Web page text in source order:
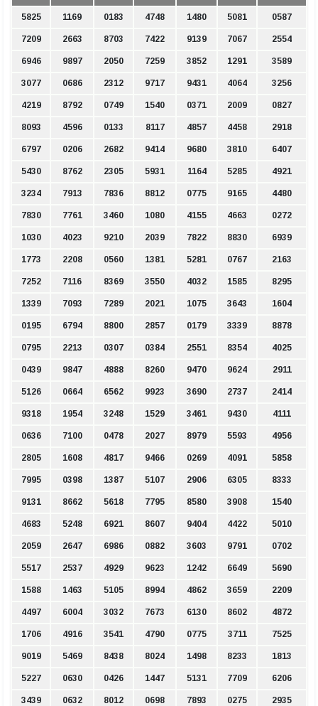
5825 1169 0183 4748 1480 5081 0587
7209 2663 8703 7422 9139 7067 2554
6946 9897 2050 7259 3852 1291 3589
3077 0686 2312 9717 9431 4064 3256
4219 8792 0749 1540 0371 2009 0827
8093 4596 0133 8117 4857 4458 2918
6797 0206 2682 9414 9680 3810 6407
5430 8762 2305 5931 1164 5285 4921
3234 7913 7836 8812 0775 9165 4480
7830 7761 3460 1080 4155 4663 0272
1030 4023 9210 2039 7822 8830 6939
1773 2208 0560 1381 5281 0767 2163
7252 7116 8369 3550 4032 1585 8295
1339 7093 7289 2021 1075 3643 1604
0195 6794 8800 2857 0179 3339 8878
0795 2213 0307 0384 2551 8354 4025
0439 9847 4888 8260 9470 9624 2911
5126 0664 6562 9923 3690 2737 2414
9318 1954 3248 1529 3461 9430 4111
0636 7100 0478 2027 8979 5593 4956
2805 1608 4817 9466 0269 4091 5858
7995 0398 1387 5107 2906 6305 8333
9131 8662 5618 7795 8580 3908 1540
4683 5248 6921 8607 9404 4422 5010
2059 2647 6986 0882 3603 9791 0702
5517 2537 4929 9623 1242 6649 5690
1588 1463 5105 8994 4862 3659 2209
4497 6004 3032 7673 6130 8602 4872
1706 4916 3541 4790 0775 3711 7525
9019 5469 8438 8024 1498 8233 1813
5227 0630 0426 1447 5131 7709 6206
3439 0632 8012 0698 7893 0275 2935